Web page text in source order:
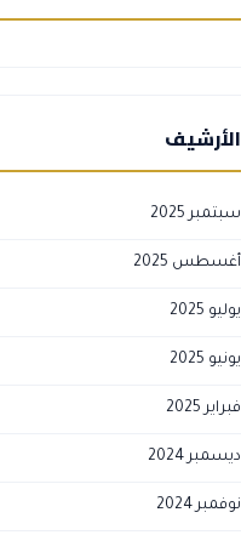
الأرشيف
سبتمبر 2025
أغسطس 2025
يوليو 2025
يونيو 2025
فبراير 2025
ديسمبر 2024
نوفمبر 2024